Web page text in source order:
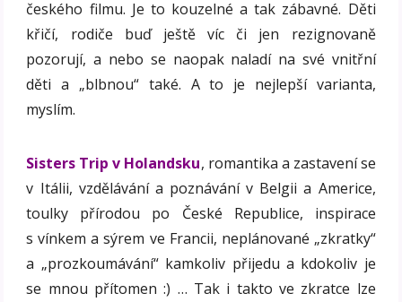
českého filmu. Je to kouzelné a tak zábavné. Děti
křičí, rodiče buď ještě víc či jen rezignovaně
pozorují, a nebo se naopak naladí na své vnitřní
děti a „blbnou“ také. A to je nejlepší varianta,
myslím.
Sisters Trip v Holandsku, romantika a zastavení se
v Itálii, vzdělávání a poznávání v Belgii a Americe,
toulky přírodou po České Republice, inspirace
s vínkem a sýrem ve Francii, neplánované „zkratky“
a „prozkoumávání“ kamkoliv přijedu a kdokoliv je
se mnou přítomen :) … Tak i takto ve zkratce lze